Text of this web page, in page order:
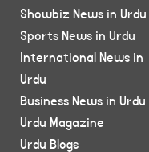
Showbiz News in Urdu
Sports News in Urdu
International News in
Urdu
Business News in Urdu
Urdu Magazine
Urdu Blogs